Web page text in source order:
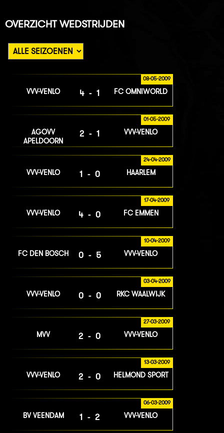
OVERZICHT WEDSTRIJDEN
08-05-2009
VVV-VENLO 4-1 FC OMNIWORLD
01-05-2009
AGOVV
APELDOORN
2-1 VVV-VENLO
24-04-2009
VVV-VENLO 1-0 HAARLEM
17-04-2009
VVV-VENLO 4-0 FC EMMEN
10-04-2009
FC DEN BOSCH 0-5 VVV-VENLO
03-04-2009
VVV-VENLO 0-0 RKC WAALWIJK
27-03-2009
MVV 2-0 VVV-VENLO
13-03-2009
VVV-VENLO 2-0 HELMOND SPORT
06-03-2009
BV VEENDAM 1-2 VVV-VENLO